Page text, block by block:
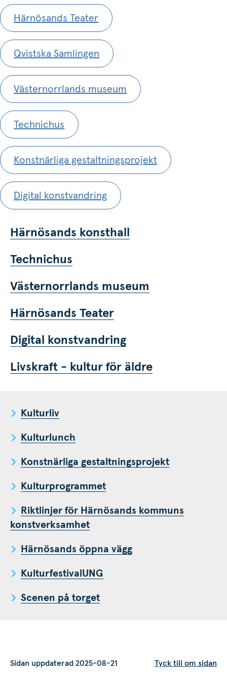
Härnösands Teater
Qvistska Samlingen
Västernorrlands museum
Technichus
Konstnärliga gestaltningsprojekt
Digital konstvandring
Härnösands konsthall
Technichus
Västernorrlands museum
Härnösands Teater
Digital konstvandring
Livskraft - kultur för äldre
Kulturliv
Kulturlunch
Konstnärliga gestaltningsprojekt
Kulturprogrammet
Riktlinjer för Härnösands kommuns
konstverksamhet
Härnösands öppna vägg
KulturfestivalUNG
Scenen på torget
Sidan uppdaterad 2025-08-21 Tyck till om sidan